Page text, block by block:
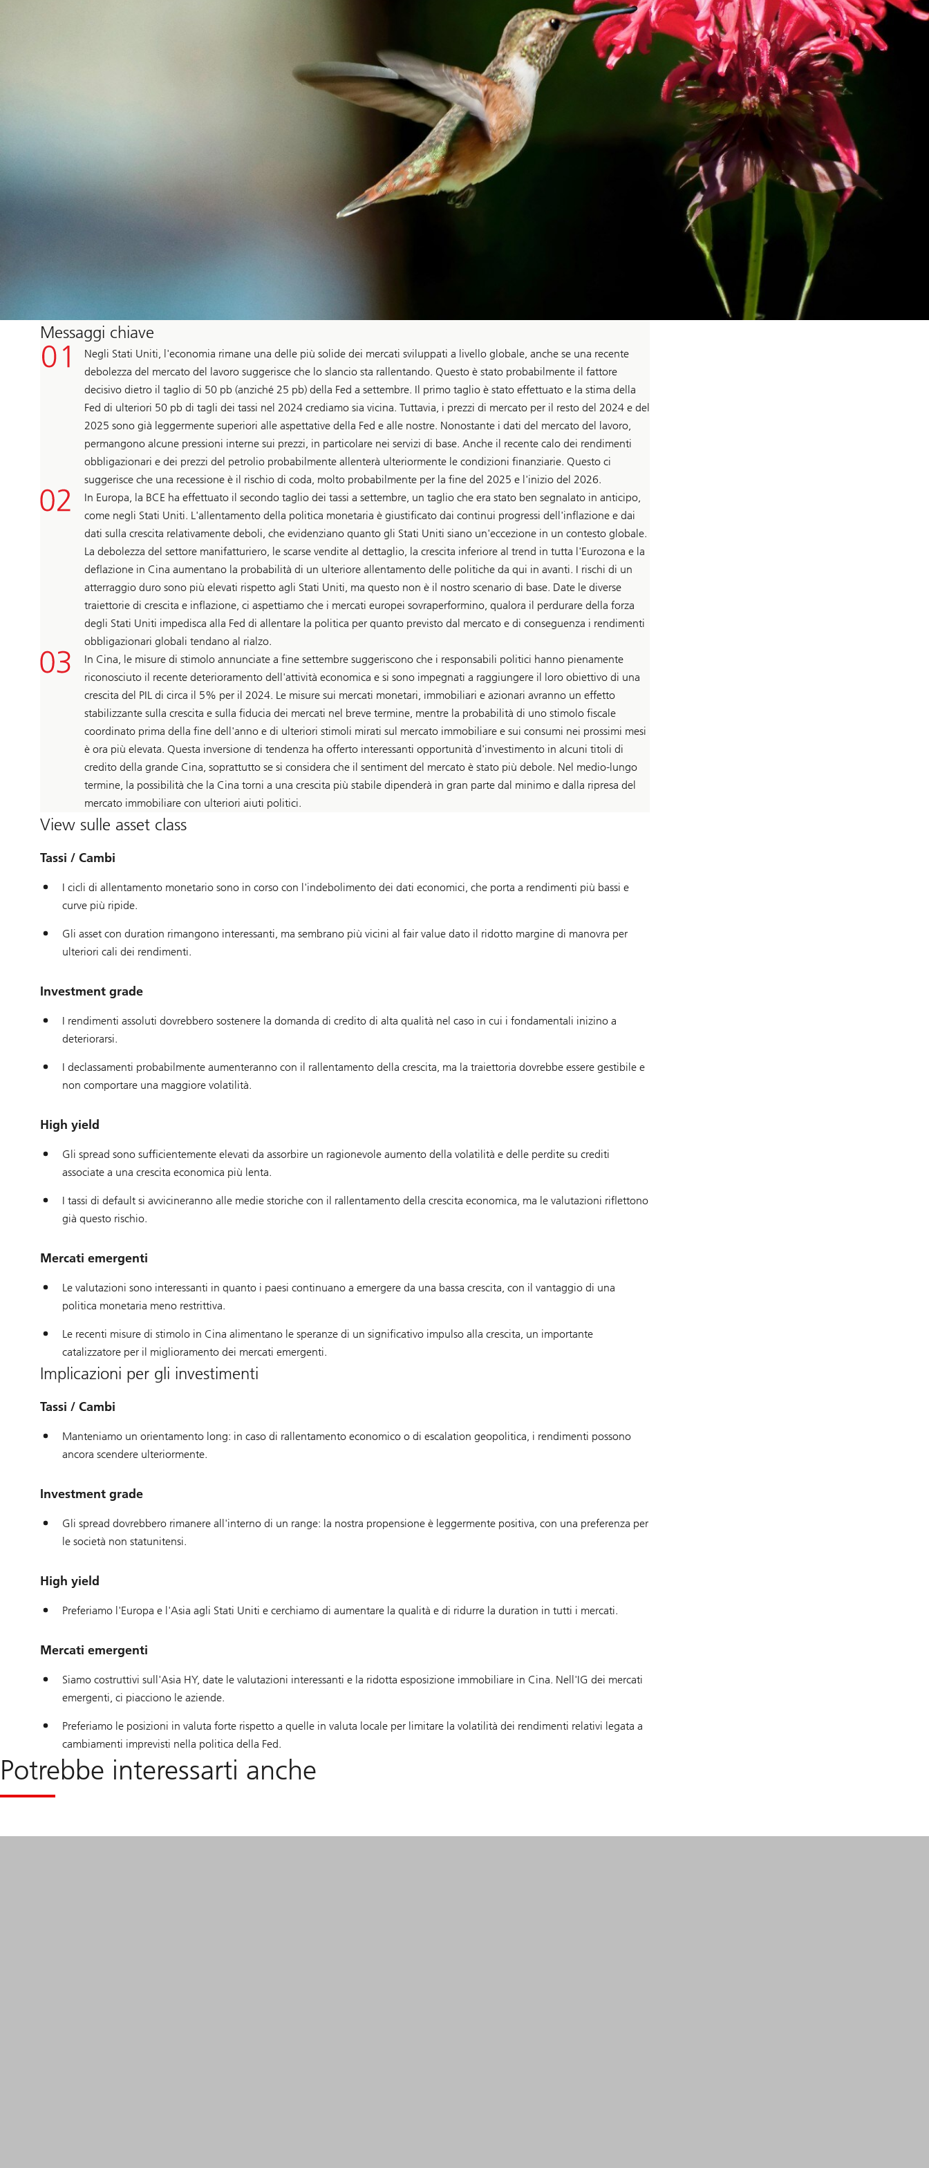
Messaggi chiave
Negli Stati Uniti, l'economia rimane una delle più solide dei mercati sviluppati a livello globale, anche se una recente
debolezza del mercato del lavoro suggerisce che lo slancio sta rallentando. Questo è stato probabilmente il fattore
decisivo dietro il taglio di 50 pb (anziché 25 pb) della Fed a settembre. Il primo taglio è stato effettuato e la stima della
Fed di ulteriori 50 pb di tagli dei tassi nel 2024 crediamo sia vicina. Tuttavia, i prezzi di mercato per il resto del 2024 e del
2025 sono già leggermente superiori alle aspettative della Fed e alle nostre. Nonostante i dati del mercato del lavoro,
permangono alcune pressioni interne sui prezzi, in particolare nei servizi di base. Anche il recente calo dei rendimenti
obbligazionari e dei prezzi del petrolio probabilmente allenterà ulteriormente le condizioni finanziarie. Questo ci
suggerisce che una recessione è il rischio di coda, molto probabilmente per la fine del 2025 e l'inizio del 2026.
In Europa, la BCE ha effettuato il secondo taglio dei tassi a settembre, un taglio che era stato ben segnalato in anticipo,
come negli Stati Uniti. L'allentamento della politica monetaria è giustificato dai continui progressi dell'inflazione e dai
dati sulla crescita relativamente deboli, che evidenziano quanto gli Stati Uniti siano un'eccezione in un contesto globale.
La debolezza del settore manifatturiero, le scarse vendite al dettaglio, la crescita inferiore al trend in tutta l'Eurozona e la
deflazione in Cina aumentano la probabilità di un ulteriore allentamento delle politiche da qui in avanti. I rischi di un
atterraggio duro sono più elevati rispetto agli Stati Uniti, ma questo non è il nostro scenario di base. Date le diverse
traiettorie di crescita e inflazione, ci aspettiamo che i mercati europei sovraperformino, qualora il perdurare della forza
degli Stati Uniti impedisca alla Fed di allentare la politica per quanto previsto dal mercato e di conseguenza i rendimenti
obbligazionari globali tendano al rialzo.
In Cina, le misure di stimolo annunciate a fine settembre suggeriscono che i responsabili politici hanno pienamente
riconosciuto il recente deterioramento dell'attività economica e si sono impegnati a raggiungere il loro obiettivo di una
crescita del PIL di circa il 5% per il 2024. Le misure sui mercati monetari, immobiliari e azionari avranno un effetto
stabilizzante sulla crescita e sulla fiducia dei mercati nel breve termine, mentre la probabilità di uno stimolo fiscale
coordinato prima della fine dell'anno e di ulteriori stimoli mirati sul mercato immobiliare e sui consumi nei prossimi mesi
è ora più elevata. Questa inversione di tendenza ha offerto interessanti opportunità d'investimento in alcuni titoli di
credito della grande Cina, soprattutto se si considera che il sentiment del mercato è stato più debole. Nel medio-lungo
termine, la possibilità che la Cina torni a una crescita più stabile dipenderà in gran parte dal minimo e dalla ripresa del
mercato immobiliare con ulteriori aiuti politici.
View sulle asset class
Tassi / Cambi
I cicli di allentamento monetario sono in corso con l'indebolimento dei dati economici, che porta a rendimenti più bassi e
curve più ripide.
Gli asset con duration rimangono interessanti, ma sembrano più vicini al fair value dato il ridotto margine di manovra per
ulteriori cali dei rendimenti.
Investment grade
I rendimenti assoluti dovrebbero sostenere la domanda di credito di alta qualità nel caso in cui i fondamentali inizino a
deteriorarsi.
I declassamenti probabilmente aumenteranno con il rallentamento della crescita, ma la traiettoria dovrebbe essere gestibile e
non comportare una maggiore volatilità.
High yield
Gli spread sono sufficientemente elevati da assorbire un ragionevole aumento della volatilità e delle perdite su crediti
associate a una crescita economica più lenta.
I tassi di default si avvicineranno alle medie storiche con il rallentamento della crescita economica, ma le valutazioni riflettono
già questo rischio.
Mercati emergenti
Le valutazioni sono interessanti in quanto i paesi continuano a emergere da una bassa crescita, con il vantaggio di una
politica monetaria meno restrittiva.
Le recenti misure di stimolo in Cina alimentano le speranze di un significativo impulso alla crescita, un importante
catalizzatore per il miglioramento dei mercati emergenti.
Implicazioni per gli investimenti
Tassi / Cambi
Manteniamo un orientamento long: in caso di rallentamento economico o di escalation geopolitica, i rendimenti possono
ancora scendere ulteriormente.
Investment grade
Gli spread dovrebbero rimanere all'interno di un range: la nostra propensione è leggermente positiva, con una preferenza per
le società non statunitensi.
High yield
Preferiamo l'Europa e l'Asia agli Stati Uniti e cerchiamo di aumentare la qualità e di ridurre la duration in tutti i mercati.
Mercati emergenti
Siamo costruttivi sull'Asia HY, date le valutazioni interessanti e la ridotta esposizione immobiliare in Cina. Nell'IG dei mercati
emergenti, ci piacciono le aziende.
Preferiamo le posizioni in valuta forte rispetto a quelle in valuta locale per limitare la volatilità dei rendimenti relativi legata a
cambiamenti imprevisti nella politica della Fed.
Potrebbe interessarti anche